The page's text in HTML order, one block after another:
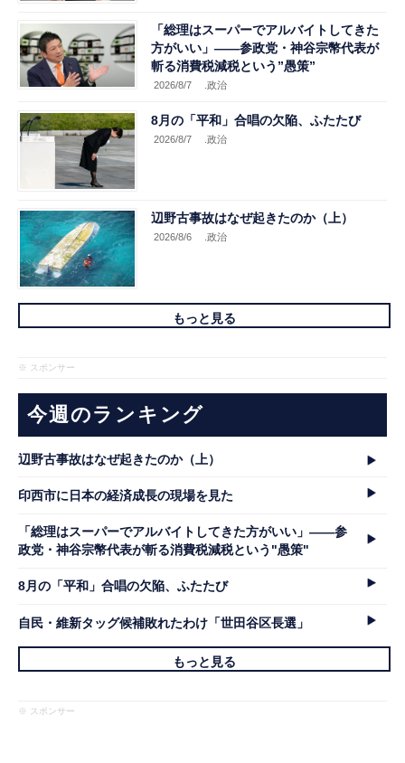
「総理はスーパーでアルバイトしてきた
方がいい」――参政党・神谷宗幣代表が
斬る消費税減税という”愚策”
2026/8/7 .政治
8月の「平和」合唱の欠陥、ふたたび
2026/8/7 .政治
辺野古事故はなぜ起きたのか（上）
2026/8/6 .政治
もっと見る
※ スポンサー
今週のランキング
辺野古事故はなぜ起きたのか（上）
印西市に日本の経済成長の現場を見た
「総理はスーパーでアルバイトしてきた方がいい」――参
政党・神谷宗幣代表が斬る消費税減税という"愚策"
8月の「平和」合唱の欠陥、ふたたび
自民・維新タッグ候補敗れたわけ「世田谷区長選」
もっと見る
※ スポンサー